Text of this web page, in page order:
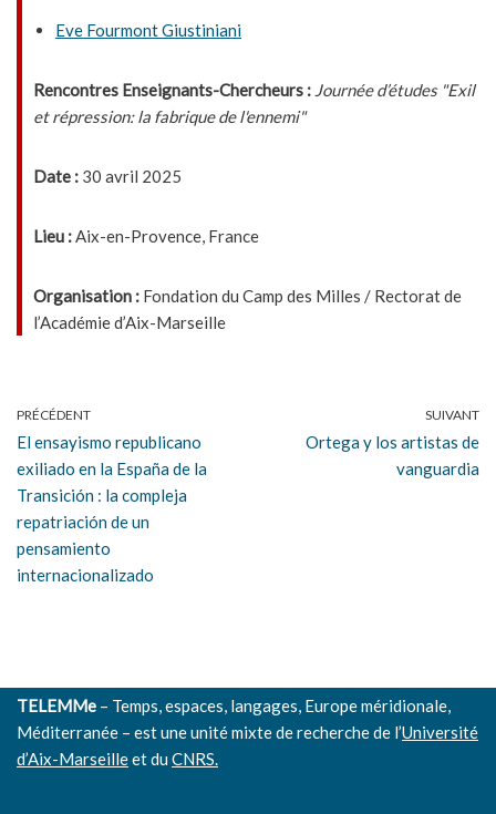
Eve Fourmont Giustiniani
Rencontres Enseignants-Chercheurs : Journée d’études "Exil
et répression: la fabrique de l'ennemi"
Date : 30 avril 2025
Lieu :Aix-en-Provence, France
Organisation : Fondation du Camp des Milles / Rectorat de
l’Académie d’Aix-Marseille
PRÉCÉDENT
El ensayismo republicano
exiliado en la España de la
Transición : la compleja
repatriación de un
pensamiento
internacionalizado
SUIVANT
Ortega y los artistas de
vanguardia
TELEMMe – Temps, espaces, langages, Europe méridionale,
Méditerranée – est une unité mixte de recherche de l’Université
d’Aix-Marseilleet duCNRS.